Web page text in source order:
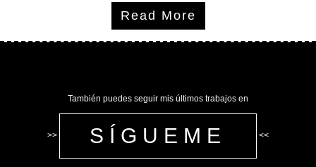
Read More
También puedes seguir mis últimos trabajos en
>> SÍGUEME <<